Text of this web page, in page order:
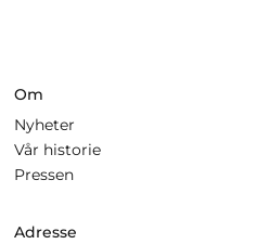
Om
Nyheter
Vår historie
Pressen
Adresse